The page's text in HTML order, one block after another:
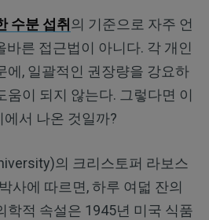
수분 섭취 의 기준으로 자주 언
바른 접근법이 아니다. 각 개인
에, 일괄적인 권장량을 강요하
움이 되지 않는다. 그렇다면 이
서 나온 것일까?
의 크리스토퍼 라보스
사에 따르면, 하루 여덟 잔의
학적 속설은 1945년 미국 식품